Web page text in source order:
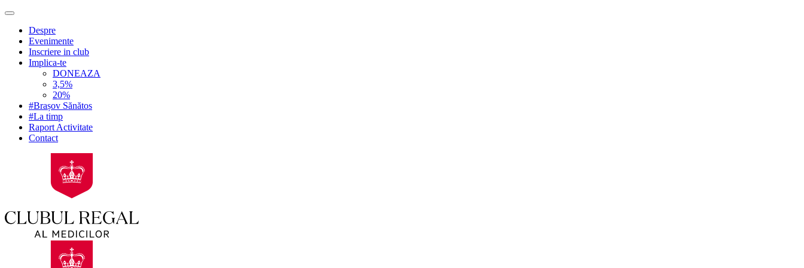
Despre
Evenimente
Inscriere in club
Implica-te
DONEAZA
3,5%
20%
#Brașov Sănătos
#La timp
Raport Activitate
Contact